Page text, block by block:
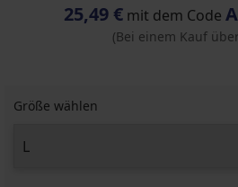
25,49 € mit dem Code
(Bei einem Kauf
Größe wählen